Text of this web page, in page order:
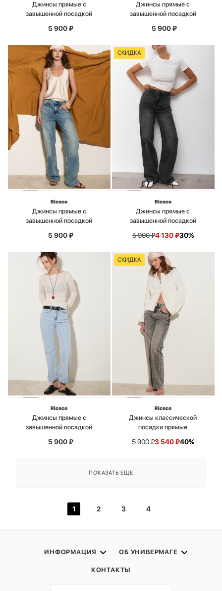
Джинсы прямые с
завышенной посадкой
5 900₽
Джинсы прямые с
завышенной посадкой
5 900₽
Ricoco
Джинсы прямые с
завышенной посадкой
5 900₽
СКИДКА
Ricoco
Джинсы прямые с
завышенной посадкой
5 900₽4 130₽30%
Ricoco
Джинсы прямые с
завышенной посадкой
5 900₽
СКИДКА
Ricoco
Джинсы классической
посадки прямые
5 900₽3 540₽40%
ПОКАЗАТЬ ЕЩЕ
1 2 3 4
ИНФОРМАЦИЯ ОБ УНИВЕРМАГЕ
КОНТАКТЫ